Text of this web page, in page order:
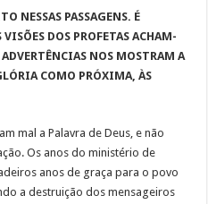
NESSAS PASSAGENS. É
DOS PROFETAS ACHAM-
ADVERTÊNCIAS NOS MOSTRAM A
COMO PRÓXIMA, ÀS
mal a Palavra de Deus, e não
Os anos do ministério de
anos de graça para o povo
a destruição dos mensageiros